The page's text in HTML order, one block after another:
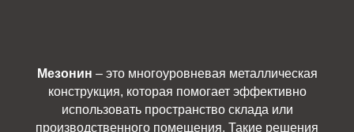
Мезонин – это многоуровневая металлическая
конструкция, которая помогает эффективно
использовать пространство склада или
производственного помещения. Такие решения